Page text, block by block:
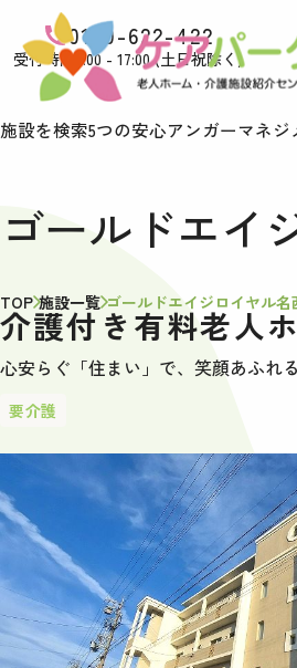
0120-622-422
受付時間9:00 - 17:00 (土日祝除く)
施設を検索5つの安心アンガーマネジ
ゴールドエイ
TOP 施設一覧 ゴールドエイジロイヤル名
介護付き有料老人
心安らぐ「住まい」で、笑顔あふれ
要介護